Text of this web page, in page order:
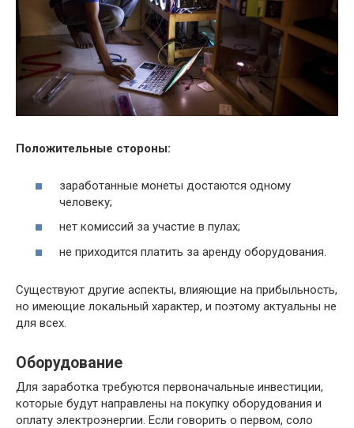
Положительные стороны:
заработанные монеты достаются одному
человеку;
нет комиссий за участие в пулах;
не приходится платить за аренду оборудования.
Существуют другие аспекты, влияющие на прибыльность,
но имеющие локальный характер, и поэтому актуальны не
для всех.
Оборудование
Для заработка требуются первоначальные инвестиции,
которые будут направлены на покупку оборудования и
оплату электроэнергии. Если говорить о первом, соло